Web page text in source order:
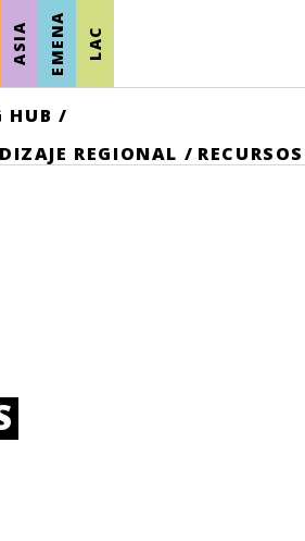
ASIA EMENA LAC
HUB /
REGIONAL / RECURSOS